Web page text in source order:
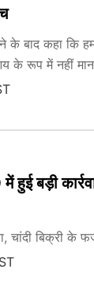
बाद कहा कि
आय के रूप में नहीं
बड़ी
बिक्री के